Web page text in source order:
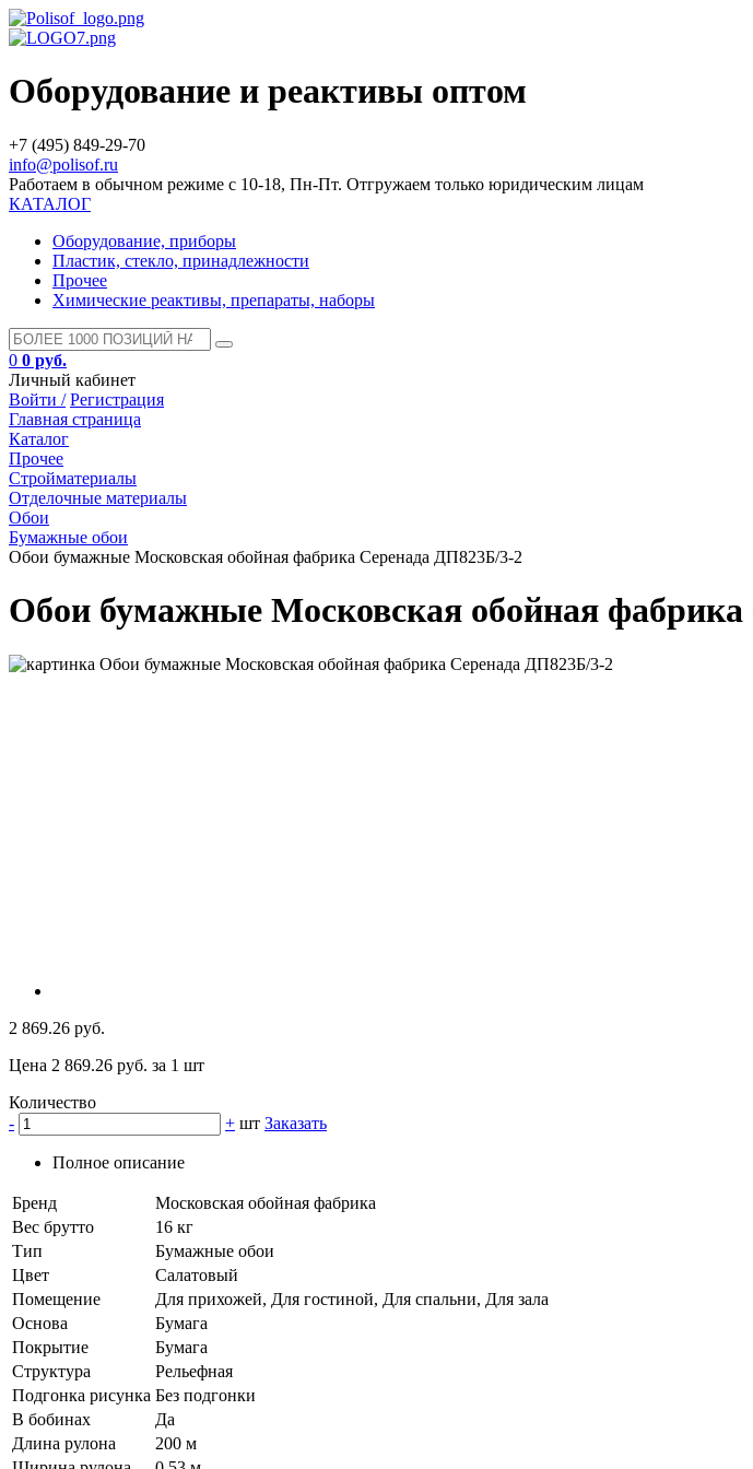
Оборудование и реактивы оптом
+7 (495) 849-29-70
info@polisof.ru
Работаем в обычном режиме с 10-18, Пн-Пт. Отгружаем только юридическим лицам
КАТАЛОГ
Оборудование, приборы
Пластик, стекло, принадлежности
Прочее
Химические реактивы, препараты, наборы
0 0 руб.
Личный кабинет
Войти / Регистрация
Главная страница
Каталог
Прочее
Стройматериалы
Отделочные материалы
Обои
Бумажные обои
Обои бумажные Московская обойная фабрика Серенада ДП823Б/3-2
Обои бумажные Московская обойная
2 869.26 руб.
Цена 2 869.26 руб. за 1 шт
Количество
-
+ шт Заказать
Полное описание
Бренд
Московская обойная фабрика
Вес брутто
16 кг
Тип
Бумажные обои
Цвет
Салатовый
Помещение
Для прихожей, Для гостиной, Для спальни, Для зала
Основа
Бумага
Покрытие
Бумага
Структура
Рельефная
Подгонка рисунка Без подгонки
В бобинах
Да
Длина рулона
200 м